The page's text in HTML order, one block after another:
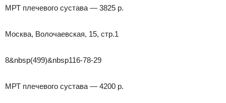
МРТ плечевого сустава — 3825 р.
Москва, Волочаевская, 15, стр.1
8&nbsp(499)&nbsp116-78-29
МРТ плечевого сустава — 4200 р.